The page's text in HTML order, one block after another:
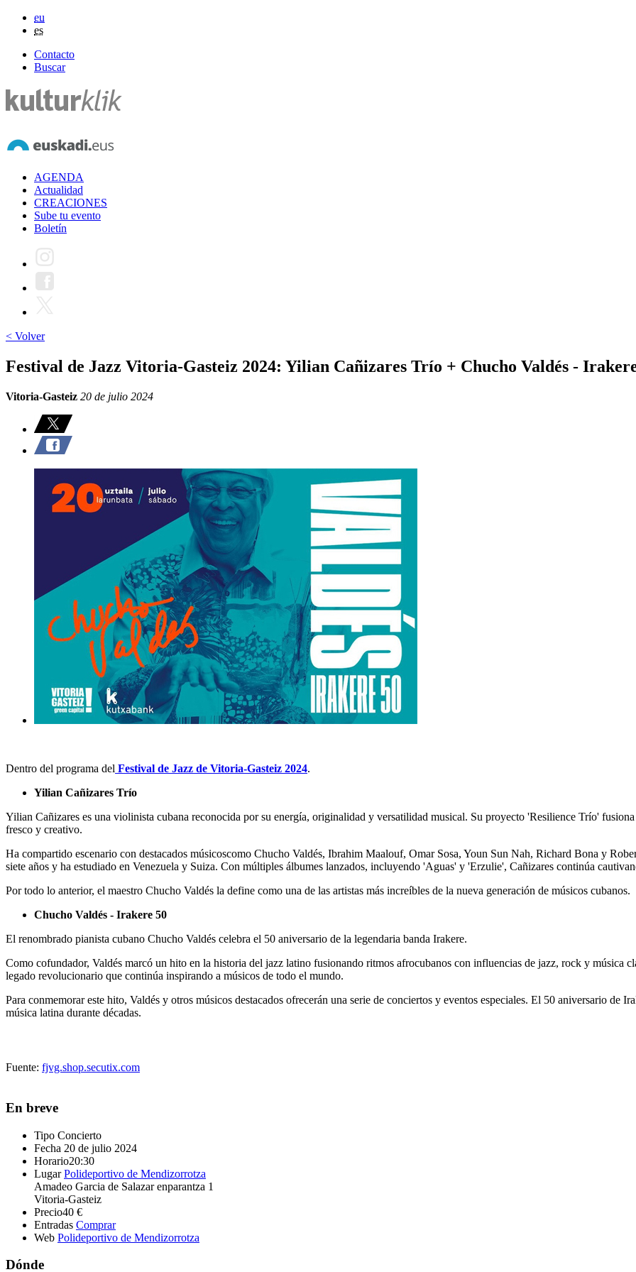
eu
es
Contacto
Buscar
AGENDA
Actualidad
CREACIONES
Sube tu evento
Boletín
< Volver
Festival de Jazz Vitoria-Gasteiz 2024: Yilian Cañizares Trío + Chucho Valdés -
Vitoria-Gasteiz 20 de julio 2024
Dentro del programa del Festival de Jazz de Vitoria-Gasteiz 2024.
Yilian Cañizares Trío
Yilian Cañizares es una violinista cubana reconocida por su energía, originalidad y versatilidad musical. Su proyecto 'Resilience Trío'
fresco y creativo.
Ha compartido escenario con destacados músicoscomo Chucho Valdés, Ibrahim Maalouf, Omar Sosa, Youn Sun Nah, Richard Bona y
siete años y ha estudiado en Venezuela y Suiza. Con múltiples álbumes lanzados, incluyendo 'Aguas' y 'Erzulie', Cañizares continúa
Por todo lo anterior, el maestro Chucho Valdés la define como una de las artistas más increíbles de la nueva generación de músicos cubanos.
Chucho Valdés - Irakere 50
El renombrado pianista cubano Chucho Valdés celebra el 50 aniversario de la legendaria banda Irakere.
Como cofundador, Valdés marcó un hito en la historia del jazz latino fusionando ritmos afrocubanos con influencias de jazz, rock y música
legado revolucionario que continúa inspirando a músicos de todo el mundo.
Para conmemorar este hito, Valdés y otros músicos destacados ofrecerán una serie de conciertos y eventos especiales. El 50 aniversario
música latina durante décadas.
Fuente: fjvg.shop.secutix.com
En breve
Tipo Concierto
Fecha 20 de julio 2024
Horario20:30
Lugar Polideportivo de Mendizorrotza
Amadeo Garcia de Salazar enparantza 1
Vitoria-Gasteiz
Precio40 €
Entradas Comprar
Web Polideportivo de Mendizorrotza
Dónde